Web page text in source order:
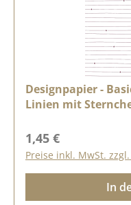
Designpapier -
Linien mit
Regulärer Preis:
1,45 €
Preise inkl. MwSt.
In